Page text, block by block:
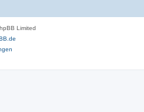
Limited